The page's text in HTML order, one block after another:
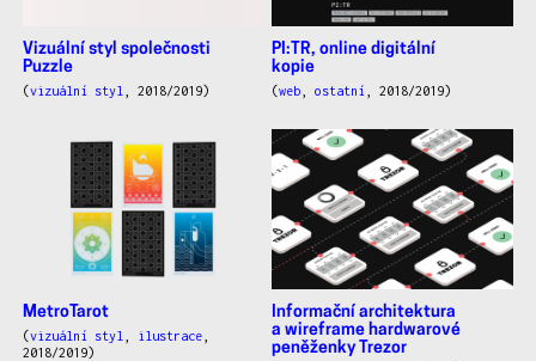
Vizuální styl společnosti
Puzzle
(vizuální styl , 2018/2019)
PI:TR, online digitální
kopie
(web ,ostatní , 2018/2019)
MetroTarot
(vizuální styl ilustrace,
2018/2019)
Informační architektura
a wireframe hardwarové
peněženky Trezor